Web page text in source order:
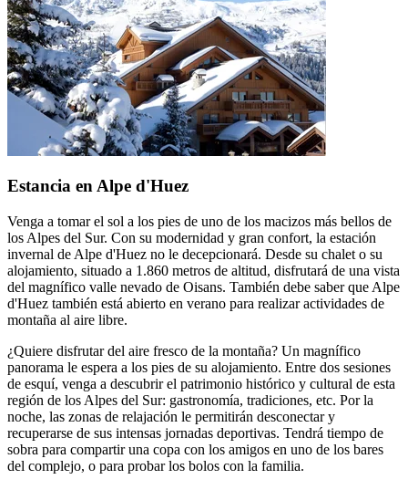
Estancia en Alpe d'Huez
Venga a tomar el sol a los pies de uno de los macizos más bellos de
los Alpes del Sur. Con su modernidad y gran confort, la estación
invernal de Alpe d'Huez no le decepcionará. Desde su chalet o su
alojamiento, situado a 1.860 metros de altitud, disfrutará de una vista
del magnífico valle nevado de Oisans. También debe saber que Alpe
d'Huez también está abierto en verano para realizar actividades de
montaña al aire libre.
¿Quiere disfrutar del aire fresco de la montaña? Un magnífico
panorama le espera a los pies de su alojamiento. Entre dos sesiones
de esquí, venga a descubrir el patrimonio histórico y cultural de esta
región de los Alpes del Sur: gastronomía, tradiciones, etc. Por la
noche, las zonas de relajación le permitirán desconectar y
recuperarse de sus intensas jornadas deportivas. Tendrá tiempo de
sobra para compartir una copa con los amigos en uno de los bares
del complejo, o para probar los bolos con la familia.